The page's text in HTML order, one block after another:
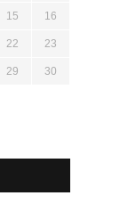
15 16
22 23
29 30